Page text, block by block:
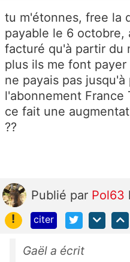
tu m'étonnes, free la
payable le 6 octobre,
facturé qu'à partir du
plus ils me font
ne payais pas
l'abonnement France
ce fait une
??
Publié par Pol63
!
citer
Gaël a écrit